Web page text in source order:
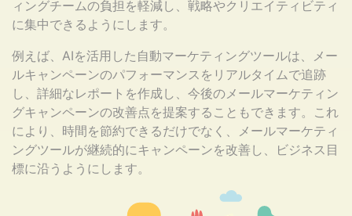
ィングチームの負担を軽減し、戦略やクリエイティビティ
に集中できるようにします。
例えば、AIを活用した自動マーケティングツールは、メー
ルキャンペーンのパフォーマンスをリアルタイムで追跡
し、詳細なレポートを作成し、今後のメールマーケティン
グキャンペーンの改善点を提案することもできます。これ
により、時間を節約できるだけでなく、メールマーケティ
ングツールが継続的にキャンペーンを改善し、ビジネス目
標に沿うようにします。